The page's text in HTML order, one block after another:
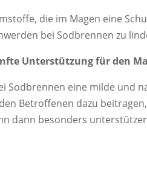
die im Magen eine
bei Sodbrennen zu
Unterstützung für den
Sodbrennen eine milde und
Betroffenen dazu
dann besonders